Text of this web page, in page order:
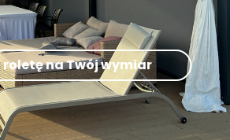
roletę na Twój wymiar